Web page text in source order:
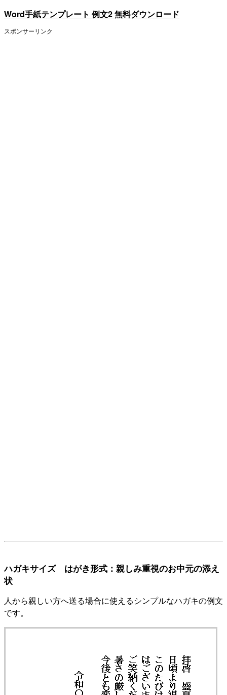
Word手紙テンプレート 例文2 無料ダウンロード
スポンサーリンク
ハガキサイズ はがき形式：親しみ重視のお中元の添え
状
人から親しい方へ送る場合に使えるシンプルなハガキの例文
です。